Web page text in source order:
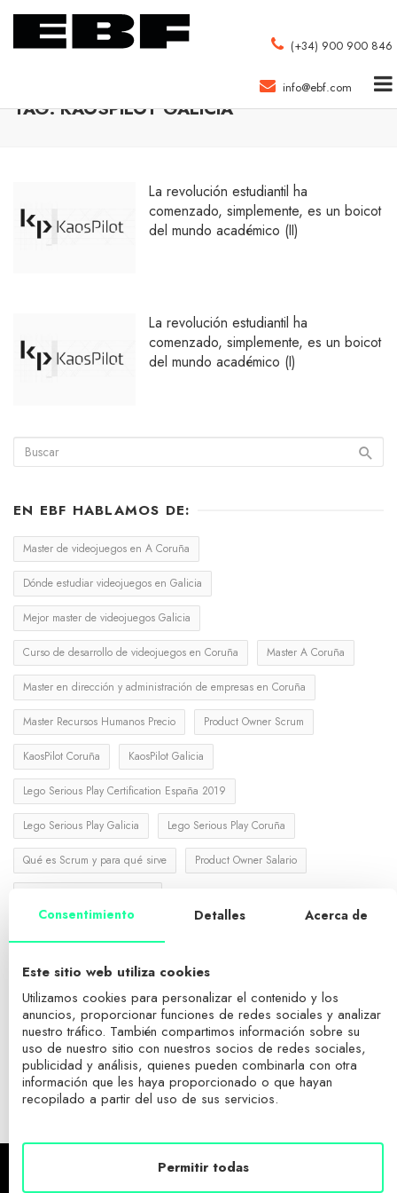
(+34) 900 900 846
info@ebf.com
TAG: KAOSPILOT GALICIA
La revolución estudiantil ha
comenzado, simplemente, es un boicot
del mundo académico (II)
La revolución estudiantil ha
comenzado, simplemente, es un boicot
del mundo académico (I)
EN EBF HABLAMOS DE:
Master de videojuegos en A Coruña
Dónde estudiar videojuegos en Galicia
Mejor master de videojuegos Galicia
Curso de desarrollo de videojuegos en Coruña Master A Coruña
Master en dirección y administración de empresas en Coruña
Master Recursos Humanos Precio Product Owner Scrum
KaosPilot Coruña KaosPilot Galicia
Lego Serious Play Certification España 2019
Lego Serious Play Galicia Lego Serious Play Coruña
Qué es Scrum y para qué sirve Product Owner Salario
FACEBOOK
YOUTUBE
LINKEDIN
Consentimiento Detalles Acerca de
Este sitio web utiliza cookies
Utilizamos cookies para personalizar el contenido y los
anuncios, proporcionar funciones de redes sociales y analizar
nuestro tráfico. También compartimos información sobre su
uso de nuestro sitio con nuestros socios de redes sociales,
publicidad y análisis, quienes pueden combinarla con otra
información que les haya proporcionado o que hayan
recopilado a partir del uso de sus servicios.
Permitir todas